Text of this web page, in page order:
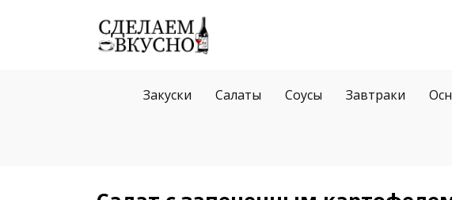
Закуски Салаты Соусы Завтраки